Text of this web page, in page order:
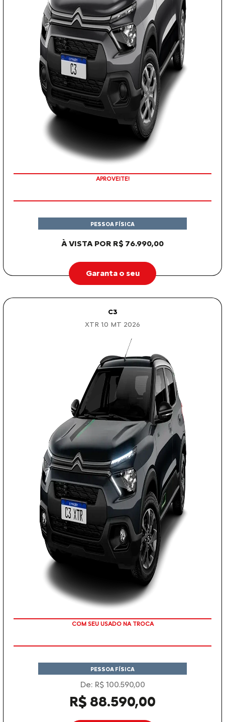
APROVEITE!
À VISTA POR R$ 76.990,00
PESSOA FÍSICA
Garanta o seu
C3
XTR 1.0 MT 2026
COM SEU USADO NA TROCA
PESSOA FÍSICA
De: R$ 100.590,00
R$ 88.590,00